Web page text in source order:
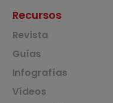
Recursos
Revista
Guías
Infografías
Vídeos